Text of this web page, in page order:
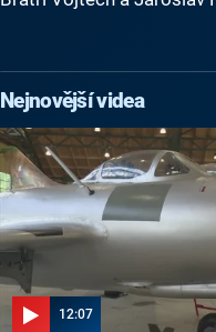
Nejnovější videa
12:07